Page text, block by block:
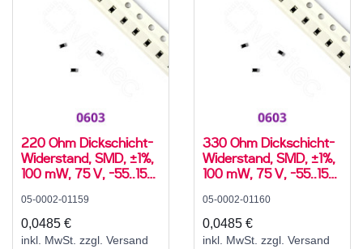
220 Ohm Dickschicht-
Widerstand, SMD, ±1%,
100 mW, 75 V, -55..155
05-0002-01159
0,0485 €
inkl. MwSt. zzgl. Versand
330 Ohm Dickschicht-
Widerstand, SMD, ±1%,
100 mW, 75 V, -55..155
05-0002-01160
0,0485 €
inkl. MwSt. zzgl. Versand